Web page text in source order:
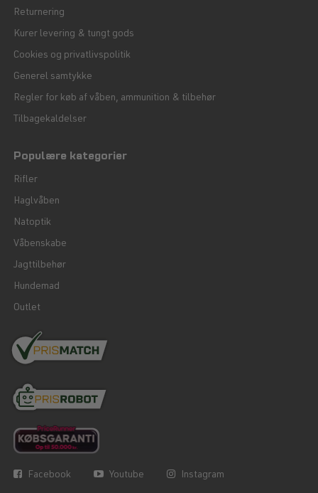
Returnering
Kurer levering & tungt gods
Cookies og privatlivspolitik
Generel samtykke
Regler for køb af våben, ammunition & tilbehør
Tilbagekaldelser
Populære kategorier
Rifler
Haglvåben
Natoptik
Våbenskabe
Jagttilbehør
Hundemad
Outlet
Facebook Youtube Instagram